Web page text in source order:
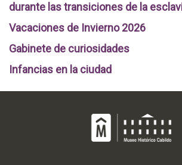
durante las transiciones de la
Vacaciones de Invierno 2026
Gabinete de curiosidades
Infancias en la ciudad